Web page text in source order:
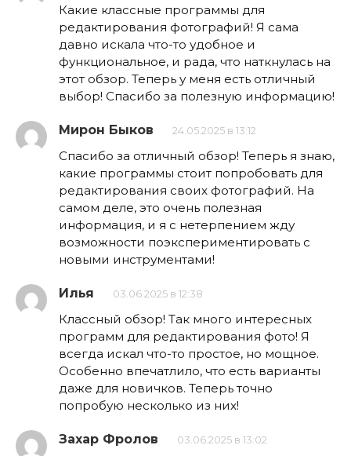
Какие классные программы для
редактирования фотографий! Я сама
давно искала что-то удобное и
функциональное, и рада, что наткнулась на
этот обзор. Теперь у меня есть отличный
выбор! Спасибо за полезную информацию!
Мирон Быков 24.05.2025 в 13:12
Спасибо за отличный обзор! Теперь я знаю,
какие программы стоит попробовать для
редактирования своих фотографий. На
самом деле, это очень полезная
информация, и я с нетерпением жду
возможности поэкспериментировать с
новыми инструментами!
Илья 03.06.2025 в 12:38
Классный обзор! Так много интересных
программ для редактирования фото! Я
всегда искал что-то простое, но мощное.
Особенно впечатлило, что есть варианты
даже для новичков. Теперь точно
попробую несколько из них!
Захар Фролов 03.06.2025 в 13:02